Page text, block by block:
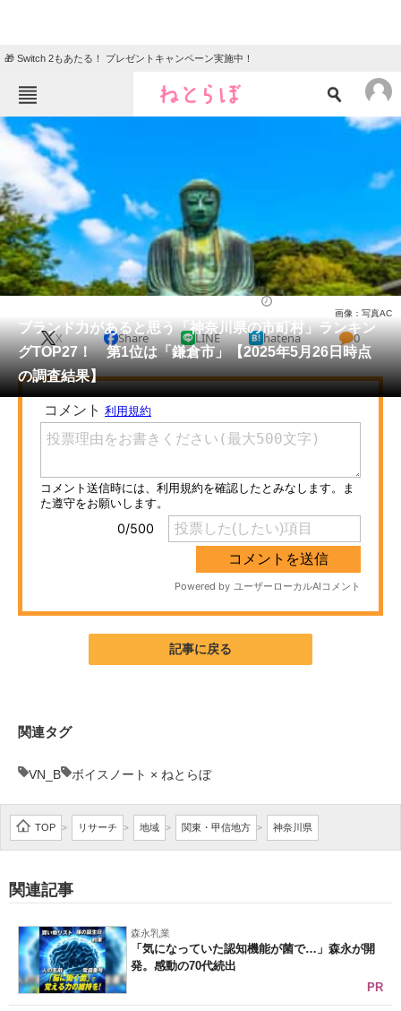
🎁 Switch 2もあたる！ プレゼントキャンペーン実施中！
ねとらぼメニュー
TOP
エンタメ クイズ
グルメ 地域
住まい 教育・育児
動物 リサーチ
会員記事
メディア
注目記事を集めた総合ページ
ITの今と未来を見通す
スマホと通信の最新トレンド
進化するPCとデバイスの未来
AI活用のいまが分かる
企業向けIT製品の総合サイト
製造業のIT導入・活用を支援
モノづくり技術者専門サイト
エレクトロニクス専門サイト
ブランド力があると思う「神奈川県の市町村」ランキン
グTOP27！ 第1位は「鎌倉市」【2025年5月26日時点
の調査結果】
画像：写真AC
X Share LINE hatena 0
記事に戻る
関連タグ
VN_B ボイスノート × ねとらぼ
TOP > リサーチ > 地域 > 関東・甲信地方 > 神奈川県
関連記事
森永乳業
「気になっていた認知機能が菌で…」森永が開
発。感動の70代続出
PR